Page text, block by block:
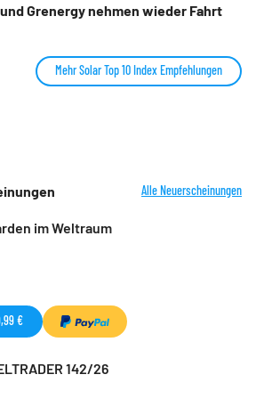
Grenergy nehmen wieder Fahrt
Mehr Solar Top 10 Index Empfehlungen
Alle Neuerscheinungen
im Weltraum
€
142/26